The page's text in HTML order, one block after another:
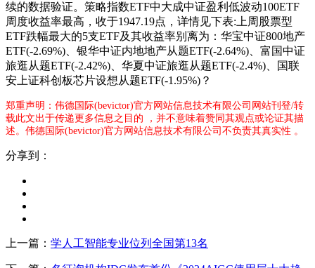
续的数据验证。策略指数ETF中大成中证盈利低波动100ETF
周度收益率最高，收于1947.19点，详情见下表:上周股票型
ETF跌幅最大的5支ETF及其收益率别离为：华宝中证800地产
ETF(-2.69%)、银华中证内地地产从题ETF(-2.64%)、富国中证
旅逛从题ETF(-2.42%)、华夏中证旅逛从题ETF(-2.4%)、国联
安上证科创板芯片设想从题ETF(-1.95%)？
郑重声明：伟德国际(bevictor)官方网站信息技术有限公司网站刊登/转
载此文出于传递更多信息之目的 ，并不意味着赞同其观点或论证其描
述。伟德国际(bevictor)官方网站信息技术有限公司不负责其真实性 。
分享到：
上一篇： 学人工智能专业位列全国第13名